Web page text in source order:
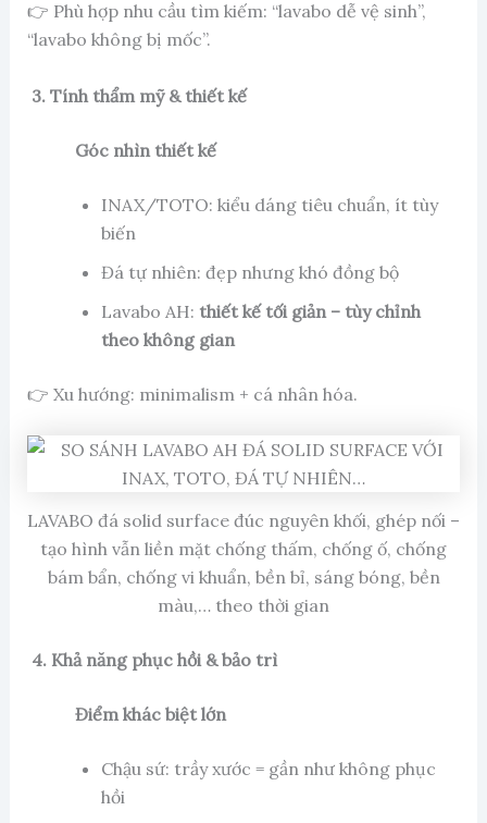
👉 Phù hợp nhu cầu tìm kiếm: “lavabo dễ vệ sinh”,
“lavabo không bị mốc”.
3. Tính thẩm mỹ & thiết kế
Góc nhìn thiết kế
INAX/TOTO: kiểu dáng tiêu chuẩn, ít tùy
biến
Đá tự nhiên: đẹp nhưng khó đồng bộ
Lavabo AH: thiết kế tối giản – tùy chỉnh
theo không gian
👉 Xu hướng: minimalism + cá nhân hóa.
LAVABO đá solid surface đúc nguyên khối, ghép nối –
tạo hình vẫn liền mặt chống thấm, chống ố, chống
bám bẩn, chống vi khuẩn, bền bỉ, sáng bóng, bền
màu,… theo thời gian
4. Khả năng phục hồi & bảo trì
Điểm khác biệt lớn
Chậu sứ: trầy xước = gần như không phục
hồi